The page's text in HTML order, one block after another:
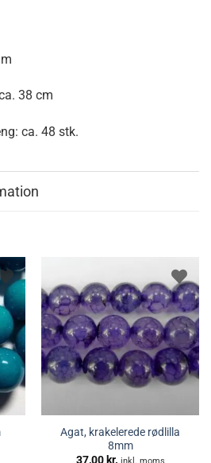
38 cm
ca. 48 stk.
Agat, krakelerede rødlilla
8mm
37,00 kr.